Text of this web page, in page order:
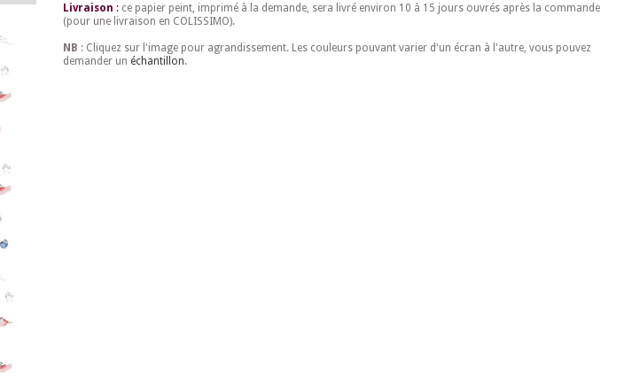
Livraison :ce papier peint, imprimé à la demande, sera livré environ 10 à 15 jours ouvrés après la commande
(pour une livraison en COLISSIMO).
NB : Cliquez sur l'image pour agrandissement. Les couleurs pouvant varier d'un écran à l'autre, vous pouvez
demander un échantillon.